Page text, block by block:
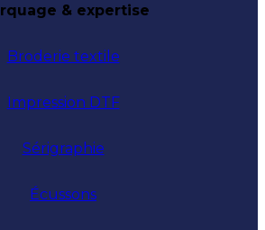
& expertise
Broderie textile
Impression DTF
Sérigraphie
Écussons